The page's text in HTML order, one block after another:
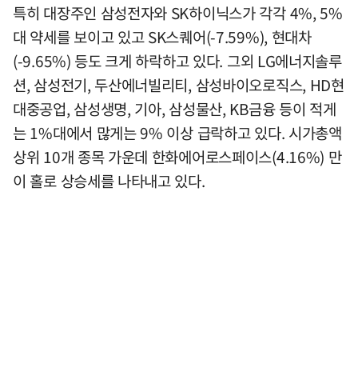
특히 대장주인 삼성전자와 SK하이닉스가 각각 4%, 5%
대 약세를 보이고 있고 SK스퀘어(-7.59%), 현대차
(-9.65%) 등도 크게 하락하고 있다. 그외 LG에너지솔루
션, 삼성전기, 두산에너빌리티, 삼성바이오로직스, HD현
대중공업, 삼성생명, 기아, 삼성물산, KB금융 등이 적게
는 1%대에서 많게는 9% 이상 급락하고 있다. 시가총액
상위 10개 종목 가운데 한화에어로스페이스(4.16%) 만
이 홀로 상승세를 나타내고 있다.